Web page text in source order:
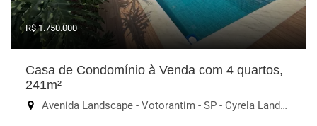
R$ 1.750.000
Casa de Condomínio à Venda com 4 quartos,
241m²
Avenida Landscape - Votorantim - SP - Cyrela Landscape Esplanada, Votorantim-SP